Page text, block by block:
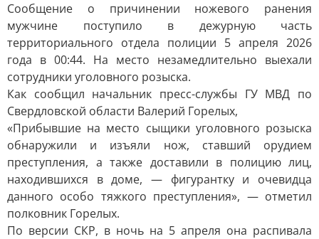
Сообщение о причинении ножевого ранения
мужчине поступило в дежурную часть
территориального отдела полиции 5 апреля 2026
года в 00:44. На место незамедлительно выехали
сотрудники уголовного розыска.
Как сообщил начальник пресс-службы ГУ МВД по
Свердловской области Валерий Горелых,
«Прибывшие на место сыщики уголовного розыска
обнаружили и изъяли нож, ставший орудием
преступления, а также доставили в полицию лиц,
находившихся в доме, — фигурантку и очевидца
данного особо тяжкого преступления», — отметил
полковник Горелых.
По версии СКР, в ночь на 5 апреля она распивала